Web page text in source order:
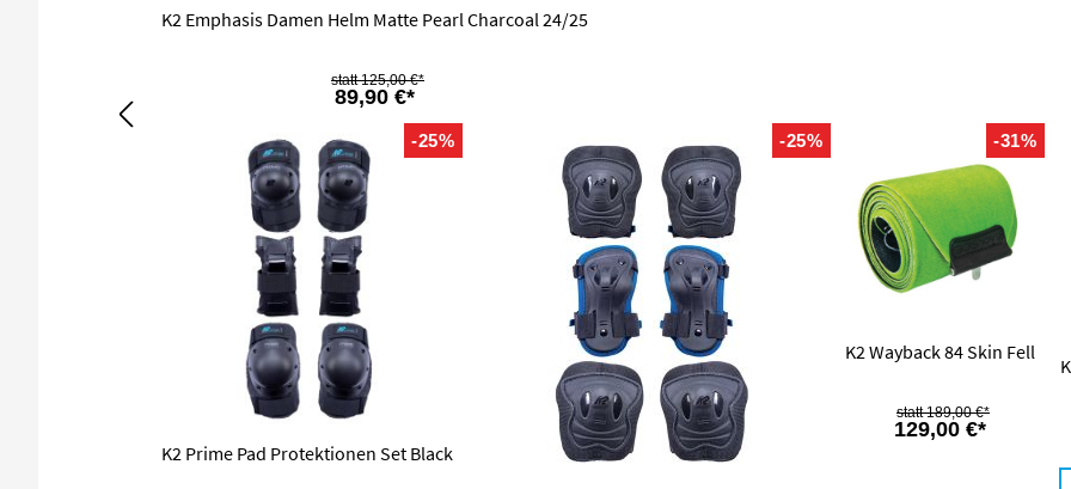
K2 Emphasis Damen Helm Matte Pearl Charcoal 24/25
89,90 €*
125,00 €*
-25%
K2 Prime Pad Protektionen Set Black
-25% -31%
K2 Wayback 84 Skin Fell
129,00 €*
189,00 €*